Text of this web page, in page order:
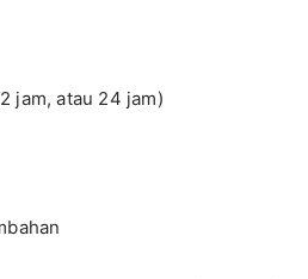
jam, atau 24 jam)